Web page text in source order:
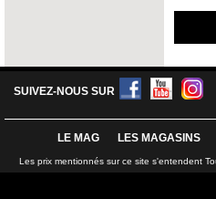
SUIVEZ-NOUS SUR
LE MAG LES MAGASINS
Les prix mentionnés sur ce site s'entendent